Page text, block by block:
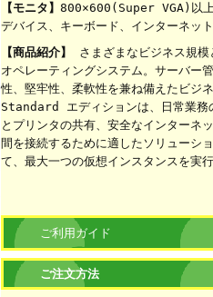
【モニタ】 800×600(Super VGA)以上
デバイス、キーボード、インターネッ
【商品紹介】
さまざまなビジネス規
オペレーティングシステム。サーバー
性、堅牢性、柔軟性を兼ね備えたビジ
Standard エディションは、日常業務
とプリンタの共有、安全なインターネ
間を接続するために適したソリューシ
て、最大一つの仮想インスタンスを実
ご利用ガイド
ご注文方法